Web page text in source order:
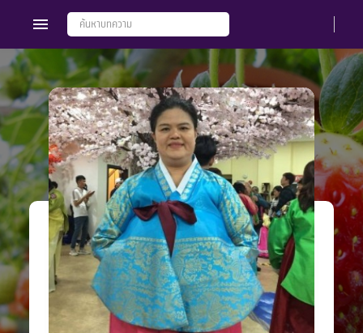
Members Groups